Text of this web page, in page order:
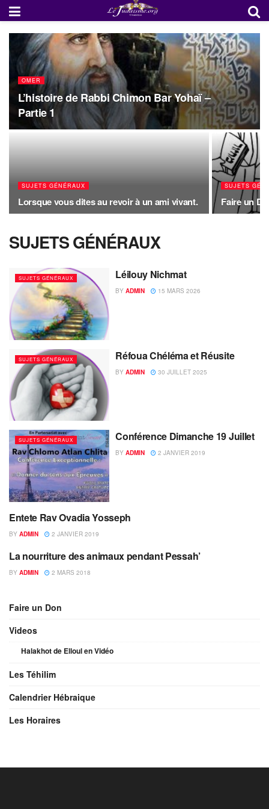
OMER
L’histoire de Rabbi Chimon Bar Yohaï –
Partie 1
SUJETS GÉNÉRAUX
Lorsque vous dites au revoir à un ami vivant.
SUJETS
Faire un
SUJETS GÉNÉRAUX
SUJETS GÉNÉRAUX Léilouy Nichmat
BY ADMIN 15 MARS 2026
SUJETS GÉNÉRAUX Réfoua Chéléma et Réusite
BY ADMIN 30 JUILLET 2025
SUJETS GÉNÉRAUX Conférence Dimanche 19 Juillet
BY ADMIN 2 JANVIER 2019
SUJETS GÉNÉRAUX
Entete Rav Ovadia Yosseph
BY ADMIN 2 JANVIER 2019
ANCIENNE HALAKHOT
La nourriture des animaux pendant Pessah’
BY ADMIN 2 MARS 2018
Faire un Don
Videos
Halakhot de Elloul en Vidéo
Les Téhilim
Calendrier Hébraique
Les Horaires